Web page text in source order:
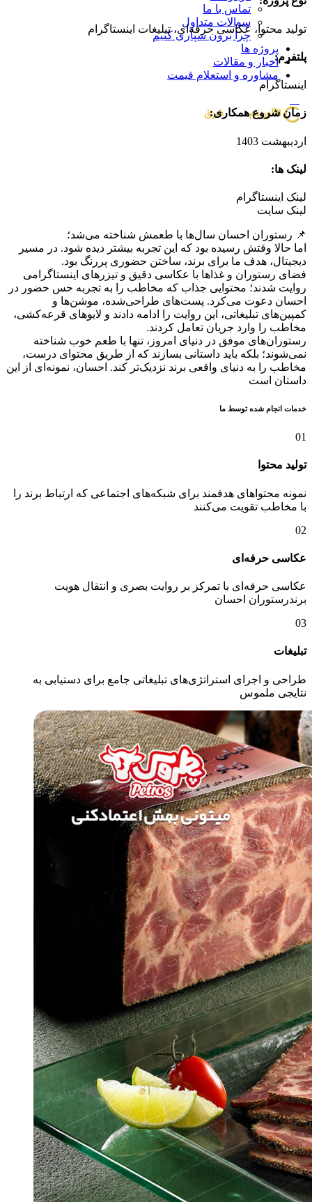
تماس با ما
سوالات متداول
چرا برون سپاری کنیم
پروژه ها
اخبار و مقالات
مشاوره و استعلام قیمت
تولید محتوا، عکاسی حرفه‌ای، تبلیغات اینستاگرام
پلتفرم:
اینستاگرام
زمان شروع همکاری:
اردیبهشت 1403
لینک ها:
لینک اینستاگرام
لینک سایت
📌 رستوران احسان سال‌ها با طعمش شناخته می‌شد؛
اما حالا وقتش رسیده بود که این تجربه بیشتر دیده شود. در مسیر
دیجیتال، هدف ما برای برند، ساختن حضوری پررنگ بود.
فضای رستوران و غذاها با عکاسی دقیق و تیزرهای اینستاگرامی
روایت شدند؛ محتوایی جذاب که مخاطب را به تجربه حس حضور در
احسان دعوت می‌کرد. پست‌های طراحی‌شده، موشن‌ها و
کمپین‌های تبلیغاتی، این روایت را ادامه دادند و لایوهای قرعه‌کشی،
مخاطب را وارد جریان تعامل کردند.
رستوران‌های موفق در دنیای امروز، تنها با طعم خوب شناخته
نمی‌شوند؛ بلکه باید داستانی بسازند که از طریق محتوای درست،
مخاطب را به دنیای واقعی برند نزدیک‌تر کند. احسان، نمونه‌ای از این
داستان است
خدمات انجام شده توسط ما​
01
تولید محتوا
نمونه‌‌ محتوا‌های هدفمند برای شبکه‌های اجتماعی که ارتباط برند را
با مخاطب تقویت می‌کنند
02
عکاسی حرفه‌ای
عکاسی حرفه‌ای با تمرکز بر روایت بصری و انتقال هویت
برندرستوران احسان
03
تبلیغات
طراحی و اجرای استراتژی‌های تبلیغاتی جامع برای دستیابی به
نتایجی ملموس